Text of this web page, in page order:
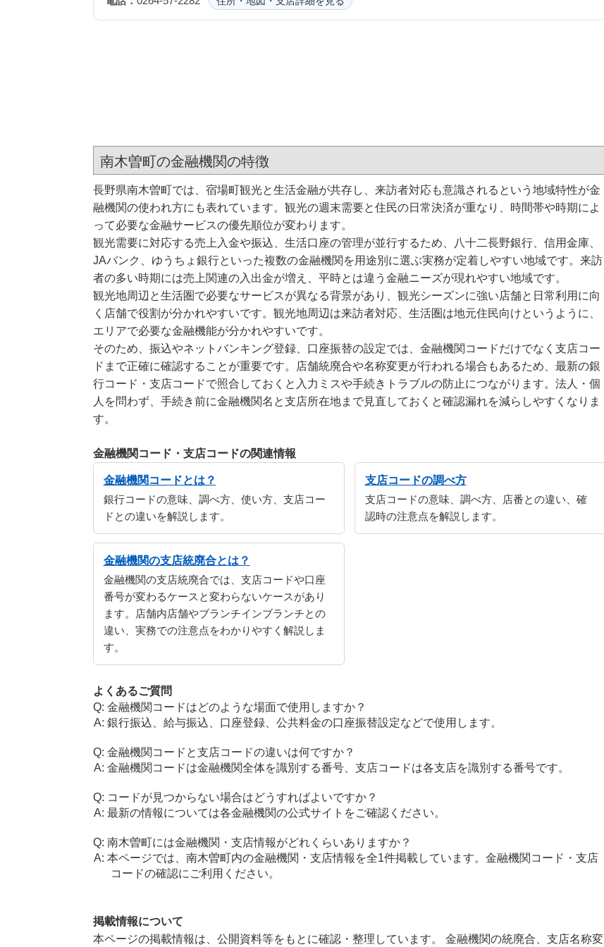
南木曽町の金融機関の特徴
長野県南木曽町では、宿場町観光と生活金融が共存し、来訪者対応も意識されるという地域特性が金
融機関の使われ方にも表れています。観光の週末需要と住民の日常決済が重なり、時間帯や時期によ
って必要な金融サービスの優先順位が変わります。
観光需要に対応する売上入金や振込、生活口座の管理が並行するため、八十二長野銀行、信用金庫、
JAバンク、ゆうちょ銀行といった複数の金融機関を用途別に選ぶ実務が定着しやすい地域です。来訪
者の多い時期には売上関連の入出金が増え、平時とは違う金融ニーズが現れやすい地域です。
観光地周辺と生活圏で必要なサービスが異なる背景があり、観光シーズンに強い店舗と日常利用に向
く店舗で役割が分かれやすいです。観光地周辺は来訪者対応、生活圏は地元住民向けというように、
エリアで必要な金融機能が分かれやすいです。
そのため、振込やネットバンキング登録、口座振替の設定では、金融機関コードだけでなく支店コー
ドまで正確に確認することが重要です。店舗統廃合や名称変更が行われる場合もあるため、最新の銀
行コード・支店コードで照合しておくと入力ミスや手続きトラブルの防止につながります。法人・個
人を問わず、手続き前に金融機関名と支店所在地まで見直しておくと確認漏れを減らしやすくなりま
す。
金融機関コード・支店コードの関連情報
金融機関コードとは？
銀行コードの意味、調べ方、使い方、支店コー
ドとの違いを解説します。
支店コードの調べ方
支店コードの意味、調べ方、店番との違い、確
認時の注意点を解説します。
金融機関の支店統廃合とは？
金融機関の支店統廃合では、支店コードや口座
番号が変わるケースと変わらないケースがあり
ます。店舗内店舗やブランチインブランチとの
違い、実務での注意点をわかりやすく解説しま
す。
よくあるご質問
金融機関コードはどのような場面で使用しますか？
銀行振込、給与振込、口座登録、公共料金の口座振替設定などで使用します。
金融機関コードと支店コードの違いは何ですか？
金融機関コードは金融機関全体を識別する番号、支店コードは各支店を識別する番号です。
コードが見つからない場合はどうすればよいですか？
最新の情報については各金融機関の公式サイトをご確認ください。
南木曽町には金融機関・支店情報がどれくらいありますか？
本ページでは、南木曽町内の金融機関・支店情報を全1件掲載しています。金融機関コード・支店
コードの確認にご利用ください。
掲載情報について
本ページの掲載情報は、公開資料等をもとに確認・整理しています。 金融機関の統廃合、支店名称変